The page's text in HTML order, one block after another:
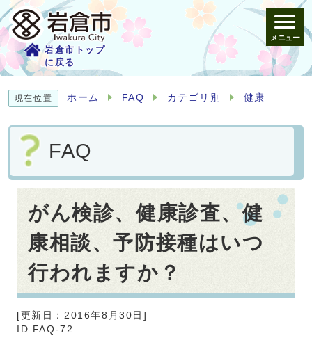
岩倉市トップ
に戻る
メニュー
現在位置 ホーム FAQ カテゴリ別 健康
FAQ
がん検診、健康診査、健
康相談、予防接種はいつ
行われますか？
[更新日： 2016年8月30日 ]
ID:FAQ-72